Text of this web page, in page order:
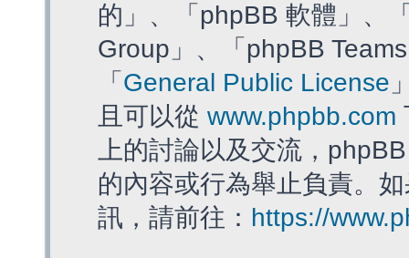
的」、「phpBB 軟體」、
Group」、「phpBB
「 General Public License
且可以從 www.phpbb.com
上的討論以及交流，
的內容或行為舉止負責。
訊，請前往： https://